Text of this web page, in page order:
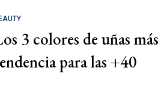
3 colores de uñas
para las +40